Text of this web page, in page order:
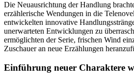
Die Neuausrichtung der Handlung
erzählerische Wendungen in die
entwickelten innovative
unerwarteten Entwicklungen zu
ermöglichten der Serie, frischen Wind
Zuschauer an neue Erzählungen
Einführung neuer Charaktere